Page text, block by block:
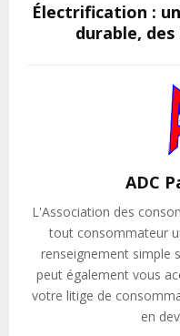
Électrification :
durable,
ADC
L'Association des
tout consommateur
renseignement simple
peut également vous
votre litige de
en